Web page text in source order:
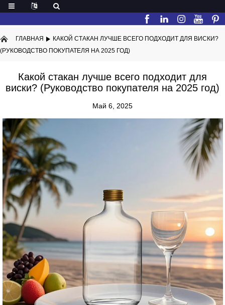
ГЛАВНАЯ
КАКОЙ СТАКАН ЛУЧШЕ ВСЕГО ПОДХОДИТ ДЛЯ ВИСКИ?
(РУКОВОДСТВО ПОКУПАТЕЛЯ НА 2025 ГОД)
Какой стакан лучше всего подходит для
виски? (Руководство покупателя на 2025 год)
Май 6, 2025